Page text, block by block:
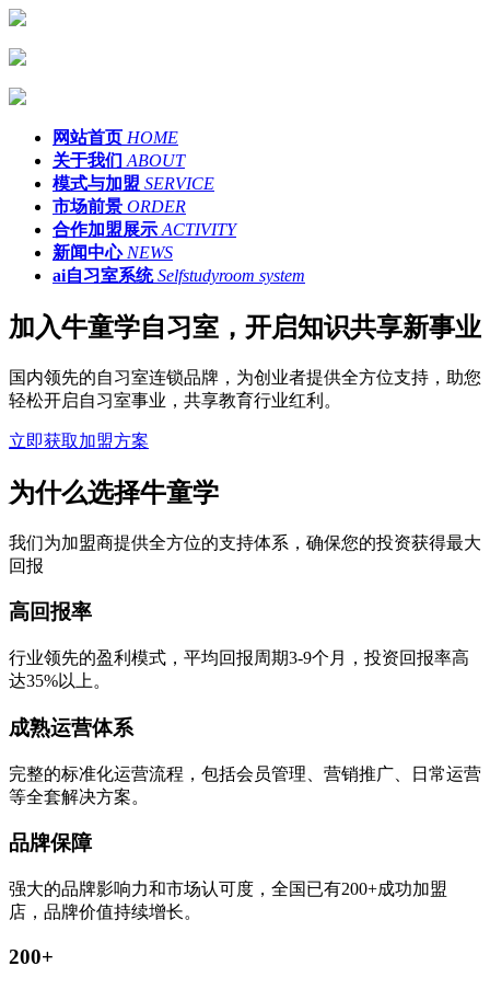
网站首页 HOME
关于我们 ABOUT
模式与加盟 SERVICE
市场前景 ORDER
合作加盟展示 ACTIVITY
新闻中心 NEWS
ai自习室系统 Selfstudyroom system
加入牛童学自习室，开启知识共享新事业
国内领先的自习室连锁品牌，为创业者提供全方位支持，助您
轻松开启自习室事业，共享教育行业红利。
立即获取加盟方案
为什么选择牛童学
我们为加盟商提供全方位的支持体系，确保您的投资获得最大
回报
高回报率
行业领先的盈利模式，平均回报周期3-9个月，投资回报率高
达35%以上。
成熟运营体系
完整的标准化运营流程，包括会员管理、营销推广、日常运营
等全套解决方案。
品牌保障
强大的品牌影响力和市场认可度，全国已有200+成功加盟
店，品牌价值持续增长。
200+